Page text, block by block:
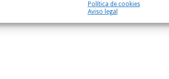
Política de cookies
Aviso legal